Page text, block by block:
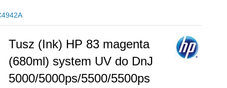
Tusz (Ink) HP 83 magenta
(680ml) system UV do DnJ
5000/5000ps/5500/5500ps